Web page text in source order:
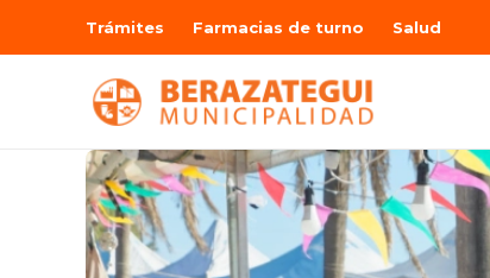
Trámites Farmacias de turno Salud